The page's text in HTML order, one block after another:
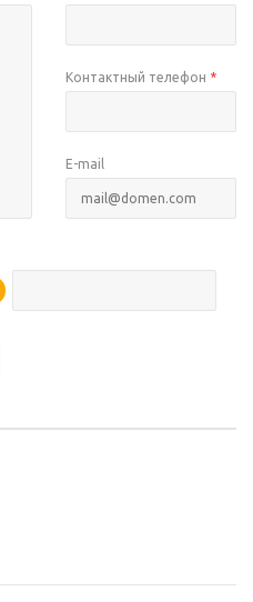
Контактный телефон *
E-mail